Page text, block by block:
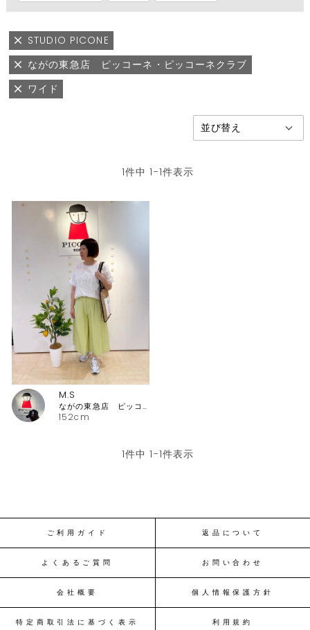
STUDIO PICONE
ながの東急店 ピッコーネ・ピッコーネクラブ
ワイド
1件中 1-1件表示
152cm
M.S
ながの東急店 ピッコーネ・ピッコーネクラブ
1件中 1-1件表示
ご利用ガイド 返品について
よくあるご質問 お問い合わせ
会社概要 個人情報保護方針
特定商取引法に基づく表示 利用規約